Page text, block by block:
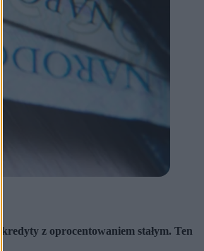
z oprocentowaniem stałym. Ten